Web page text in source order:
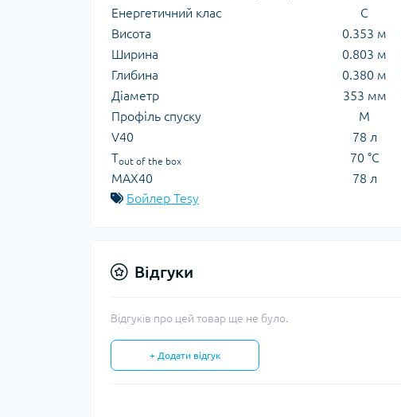
Енергетичний клас
C
Bисота
0.353 м
Ширина
0.803 м
Глибина
0.380 м
Діаметр
353 мм
Профіль спуску
M
V40
78 л
Tout of the box 70 °C
MAX40
78 л
Бойлер Tesy
Відгуки
Відгуків про цей товар ще не було.
+ Додати відгук